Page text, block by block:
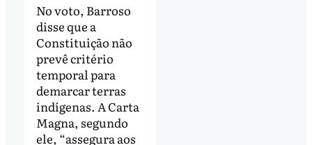
No voto, Barroso
disse que a
Constituição não
prevê critério
temporal para
demarcar terras
indígenas. A Carta
Magna, segundo
ele, “assegura aos